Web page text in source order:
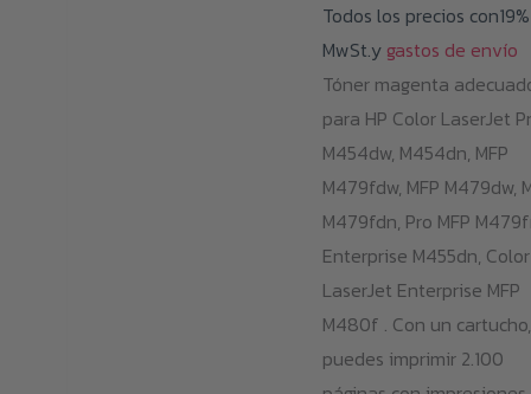
Todos los precios con19%
MwSt.y gastos de envío
Tóner magenta
para HP Color LaserJet
M454dw, M454dn, MFP
M479fdw, MFP M479dw,
M479fdn, Pro MFP
Enterprise M455dn, Color
LaserJet Enterprise MFP
M480f . Con un cartucho,
puedes imprimir 2.100